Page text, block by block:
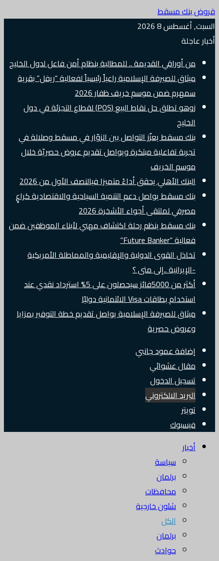
قروض بنك مسقط
السبت, أغسطس 8 2026
أخبار عاجلة
من أوراقي القديمة .. للمطالبة بنظام أمن فاعل لدول الخليج
ميثاق للصيرفة الإسلامية راعياً رئيسياً لفعالية “ريفل” بقرية
سمهرم ضمن موسم خريف ظفار 2026
زوهو تطلق حل نقاط البيع (POS) لقطاع التجزئة في دول
الخليج
بنك مسقط يعزّز التواصل بين الزوّار في مسقط وصلالة في
تجربة تفاعلية مبتكرة ويواصل تقديم عروض حصريّة خلال
موسم الخريف
البنك الأهلي يحقق أداءً متميزا فيالنصف الأول من 2026
بنك مسقط يواصل دعم التنمية السياحية والاقتصادية كراعٍ
مصرفي لملتقى أجواء الأشخرة 2026
بنك مسقط ينظم رحلة اكتشاف مهني لأبناء الموظفين ضمن
فعالية “Future Banker”
تخاذل القوى الدولية والإقليمية والمماطلة الأمريكية
-الإيرانية ..إلى متى ؟
أكثر من 5000فائز سيحصلون على 5% استرداد نقدي عند
استخدام بطاقات Visa الائتمانية دوليًا
ميثاق للصيرفة الإسلامية يواصل تقديم خطة التوفير بمزايا
وعروض حصرية
إضافة عمود جانبي
مقال عشوائي
تسجيل الدخول
البريد الالكتروني
تويتر
فيسبوك
أخبار
سياسة
برلمان
محافظات
شئون خارجية
الكل
برلمان
حوادث